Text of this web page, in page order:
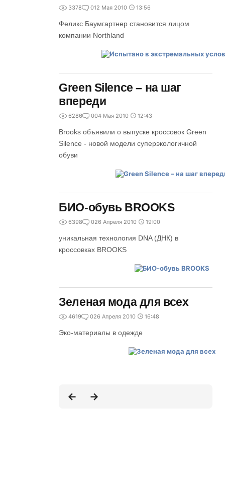
3378 012 Мая 2010 13:56
Феликс Баумгартнер становится лицом
компании Northland
Green Silence – на шаг
впереди
6286 004 Мая 2010 12:43
Brooks объявили о выпуске кроссовок Green
Silence - новой модели суперэкологичной
обуви
БИО-обувь BROOKS
6398 026 Апреля 2010 19:00
уникальная технология DNA (ДНК) в
кроссовках BROOKS
Зеленая мода для всех
4619 026 Апреля 2010 16:48
Эко-материалы в одежде